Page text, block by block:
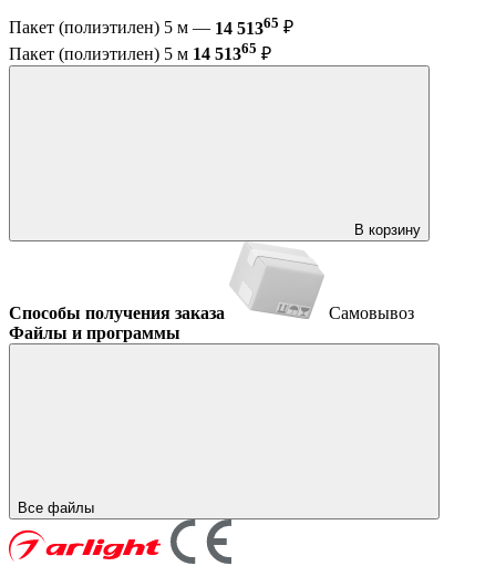
Пакет (полиэтилен) 5 м — 14 51365 ₽
Пакет (полиэтилен) 5 м 14 51365 ₽
В корзину
Способы получения заказа
Самовывоз
Файлы и программы
Все файлы